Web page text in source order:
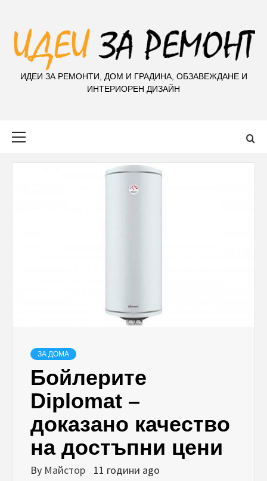
ИДЕИ ЗА РЕМОНТИ, ДОМ И ГРАДИНА, ОБЗАВЕЖДАНЕ И
ИНТЕРИОРЕН ДИЗАЙН
ЗА ДОМА
Бойлерите
Diplomat –
доказано качество
на достъпни цени
By Майстор 11 години ago